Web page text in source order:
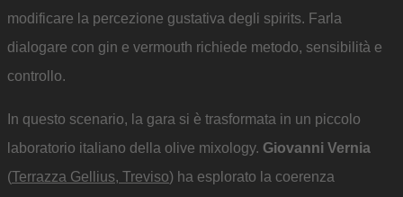
modificare la percezione gustativa degli spirits. Farla
dialogare con gin e vermouth richiede metodo, sensibilità e
controllo.
In questo scenario, la gara si è trasformata in un piccolo
laboratorio italiano della olive mixology. Giovanni Vernia
(Terrazza Gellius, Treviso) ha esplorato la coerenza